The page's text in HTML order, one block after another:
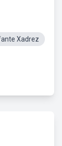
Xadrez